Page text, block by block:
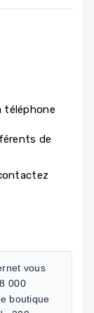
téléphone
de
vous
000
boutique